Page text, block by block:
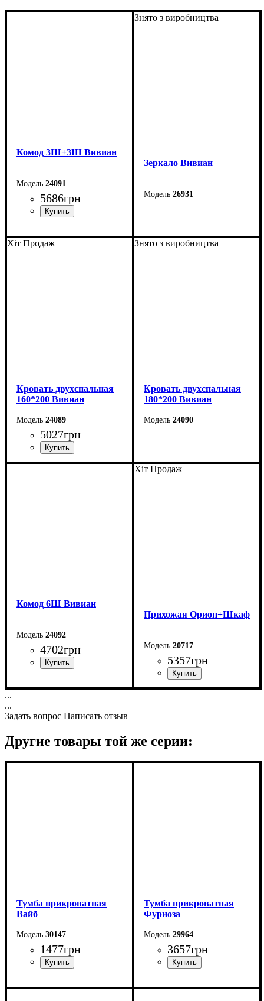
Комод 3Ш+3Ш Вивиан
24091
5686грн
Ширина: 140 см
Знято з виробництва
Зеркало Вивиан
26931
Высота: 90 см
Хіт Продаж
Кровать двухспальная
160*200 Вивиан
24089
5027грн
Знято з виробництва
Кровать двухспальная
180*200 Вивиан
24090
Высота: 110 см
Глубина: 206,2 см
Комод 6Ш Вивиан
24092
4702грн
Ширина: 70 см
Глубина: 45 см
Хіт Продаж
Прихожая Орион+Шкаф
20717
5357грн
...
...
Задать вопрос Написать отзыв
Другие товары той же серии:
Тумба прикроватная
Вайб
30147
1477грн
Ширина: 50 см
Тумба прикроватная
Фуриоза
29964
3657грн
Ширина: 50 см